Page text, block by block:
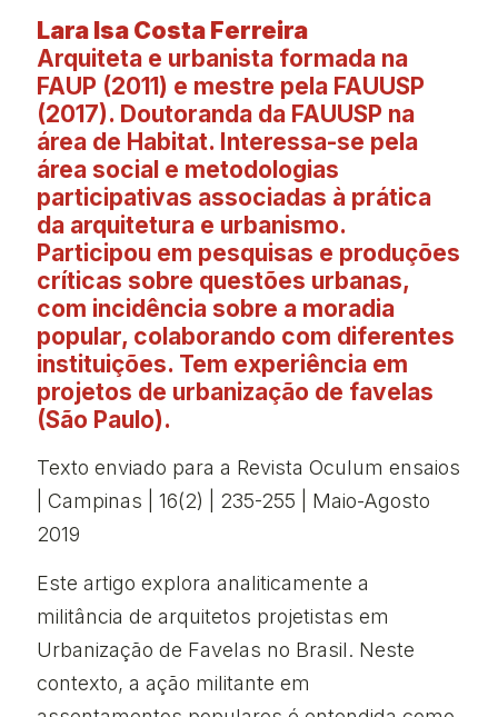
Lara Isa Costa Ferreira
Arquiteta e urbanista formada na
FAUP (2011) e mestre pela FAUUSP
(2017). Doutoranda da FAUUSP na
área de Habitat. Interessa-se pela
área social e metodologias
participativas associadas à prática
da arquitetura e urbanismo.
Participou em pesquisas e produções
críticas sobre questões urbanas,
com incidência sobre a moradia
popular, colaborando com diferentes
instituições. Tem experiência em
projetos de urbanização de favelas
(São Paulo).
Texto enviado para a Revista Oculum ensaios
| Campinas | 16(2) | 235-255 | Maio-Agosto
2019
Este artigo explora analiticamente a
militância de arquitetos projetistas em
Urbanização de Favelas no Brasil. Neste
contexto, a ação militante em